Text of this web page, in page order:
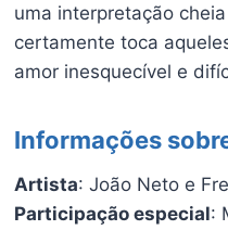
uma interpretação
certamente toca
amor inesquecível e
Informações
Artista: João Neto e
Participação especial: